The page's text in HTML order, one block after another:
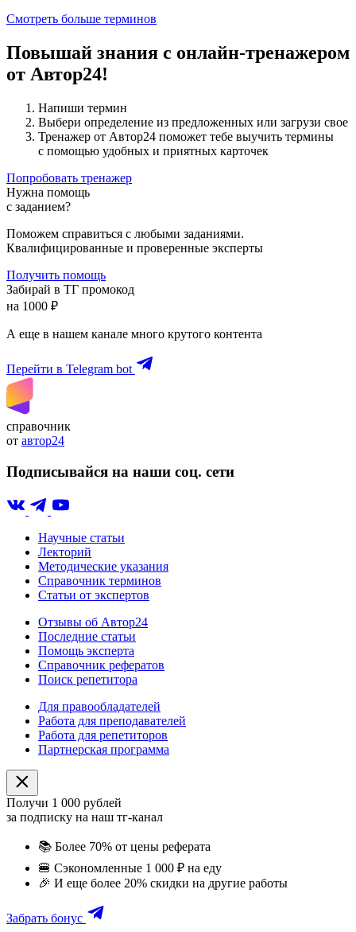
Смотреть больше терминов
Повышай знания с онлайн-тренажером
от Автор24!
Напиши термин
Выбери определение из предложенных или загрузи свое
Тренажер от Автор24 поможет тебе выучить термины
с помощью удобных и приятных карточек
Попробовать тренажер
Нужна помощь
с заданием?
Поможем справиться с любыми заданиями.
Квалифицированные и проверенные эксперты
Получить помощь
Забирай в ТГ промокод
на 1000 ₽
А еще в нашем канале много крутого контента
Перейти в Telegram bot
справочник
от автор24
Подписывайся на наши соц. сети
Научные статьи
Лекторий
Методические указания
Справочник терминов
Статьи от экспертов
Отзывы об Автор24
Последние статьи
Помощь эксперта
Справочник рефератов
Поиск репетитора
Для правообладателей
Работа для преподавателей
Работа для репетиторов
Партнерская программа
Получи 1 000 рублей
за подписку на наш тг-канал
📚 Более 70% от цены реферата
🍔 Сэкономленные 1 000 ₽ на еду
🎉 И еще более 20% скидки на другие работы
Забрать бонус